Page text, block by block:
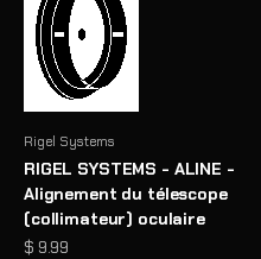
Rigel Systems
RIGEL SYSTEMS - ALINE -
Alignement du télescope
(collimateur) oculaire
Prix de vente
$ 9.99